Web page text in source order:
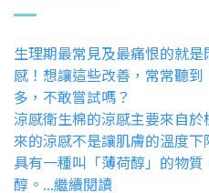
生理期最常見及最痛恨的就
感！想讓這些改善，常常聽
多，不敢嘗試嗎？
涼感衛生棉的涼感主要來自
來的涼感不是讓肌膚的溫度
具有一種叫「薄荷醇」的物
醇。...繼續閱讀